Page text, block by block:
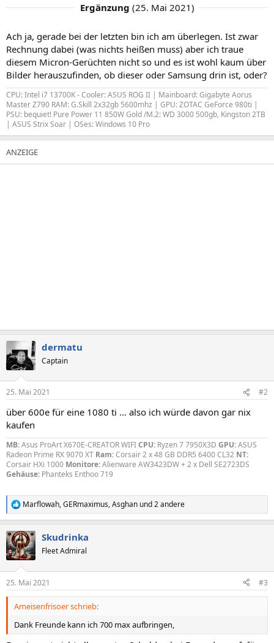
Ergänzung (25. Mai 2021)
Ach ja, gerade bei der letzten bin ich am überlegen. Ist zwar
Rechnung dabei (was nichts heißen muss) aber ich traue
diesem Micron-Gerüchten nicht so und es ist wohl kaum über
Bilder herauszufinden, ob dieser oder Samsung drin ist, oder?
CPU: Intel i7 13700K - Cooler: ASUS ROG II | Mainboard: Gigabyte Aorus
Master Z790 RAM: G.Skill 2x32gb 5600mhz | GPU: ZOTAC GeForce 980ti |
PSU: bequiet! Pure Power 11 850W Gold /M.2: WD 3000 500gb, Kingston 2TB
| ASUS Strix Soar | OSes: Windows 10 Pro
dermatu
Captain
25. Mai 2021 #2
über 600e für eine 1080 ti ... also ich würde davon gar nix
kaufen
MB:Asus ProArt X670E-CREATOR WIFICPU: Ryzen 7 7950X3D GPU:ASUS
Radeon Prime RX 9070 XT Ram:Corsair 2 x 48 GB DDR5 6400 CL32 NT:
Corsair HXi 1000 Monitore:Alienware AW3423DW + 2 x Dell SE2723DS
Gehäuse: Phanteks Enthoo 719
R
e
k
t
i
e
n
Marflowah,GERmaximus,Asghan und 2 andere
Skudrinka
Fleet Admiral
25. Mai 2021 #3
Ameisenfrisoer schrieb:
Dank Freunde kann ich 700 max aufbringen,